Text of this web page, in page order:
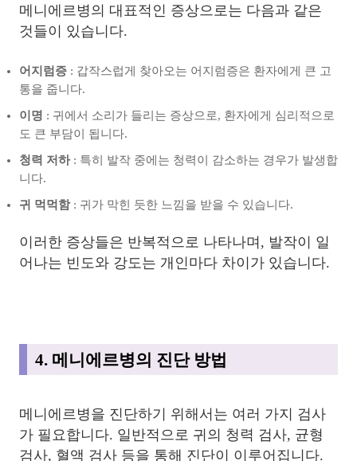
메니에르병의 대표적인 증상으로는 다음과 같은
것들이 있습니다.
어지럼증 : 갑작스럽게 찾아오는 어지럼증은 환자에게 큰 고
통을 줍니다.
이명 : 귀에서 소리가 들리는 증상으로, 환자에게 심리적으로
도 큰 부담이 됩니다.
청력 저하: 특히 발작 중에는 청력이 감소하는 경우가 발생합
니다.
귀 먹먹함: 귀가 막힌 듯한 느낌을 받을 수 있습니다.
이러한 증상들은 반복적으로 나타나며, 발작이 일
어나는 빈도와 강도는 개인마다 차이가 있습니다.
4. 메니에르병의 진단 방법
메니에르병을 진단하기 위해서는 여러 가지 검사
가 필요합니다. 일반적으로 귀의 청력 검사, 균형
검사, 혈액 검사 등을 통해 진단이 이루어집니다.